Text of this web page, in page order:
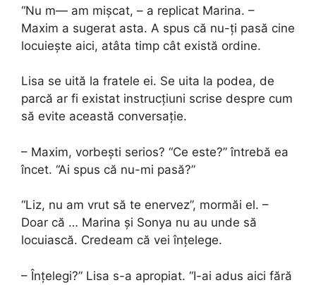
“Nu m— am mișcat, – a replicat Marina. –
Maxim a sugerat asta. A spus că nu-ți pasă cine
locuiește aici, atâta timp cât există ordine.
Lisa se uită la fratele ei. Se uita la podea, de
parcă ar fi existat instrucțiuni scrise despre cum
să evite această conversație.
– Maxim, vorbești serios? “Ce este?” întrebă ea
încet. “Ai spus că nu-mi pasă?”
“Liz, nu am vrut să te enervez”, mormăi el. –
Doar că … Marina și Sonya nu au unde să
locuiască. Credeam că vei înțelege.
– Înțelegi?” Lisa s-a apropiat. “I-ai adus aici fără